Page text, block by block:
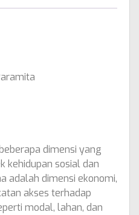
dimensi yang
kehidupan sosial dan
adalah dimensi ekonomi,
akses terhadap
modal, lahan, dan